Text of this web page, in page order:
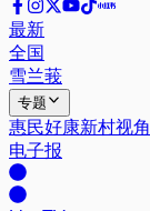
最新
全国
雪兰莪
专题
惠民好康新村视角
电子报